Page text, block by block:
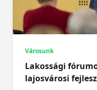
Városunk
Lakossági
lajosvárosi